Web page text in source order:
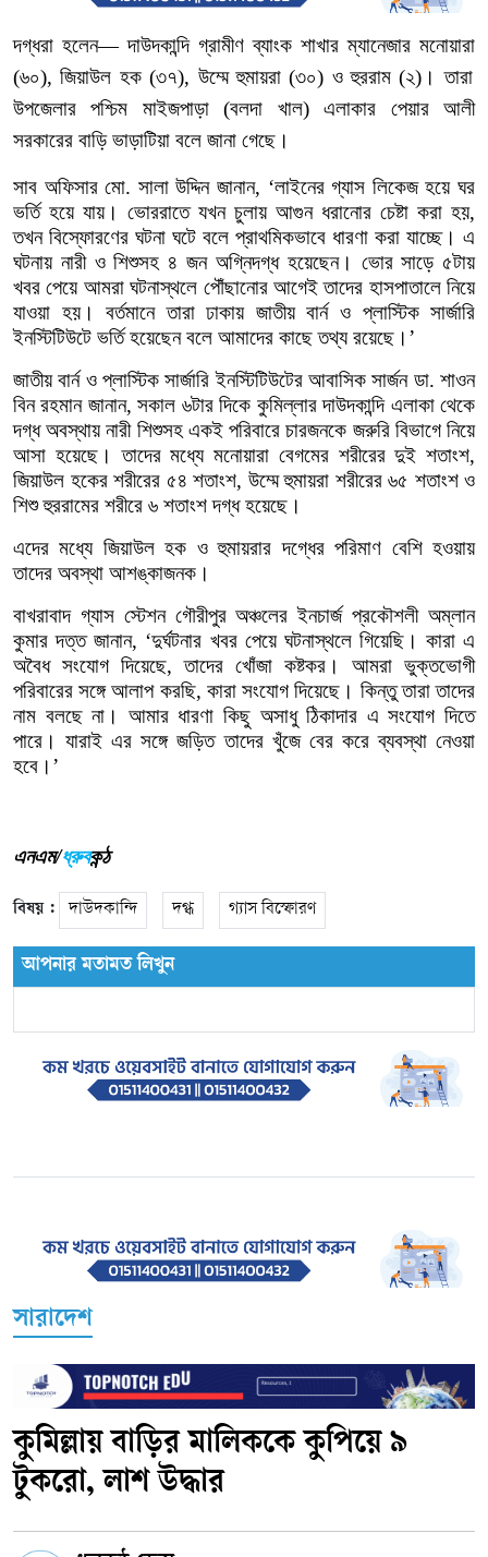
দগ্ধরা হলেন—দাউদকান্দি গ্রামীণ ব্যাংক শাখার ম্যানেজার মনোয়ারা
(৬০),জিয়াউল হক(৩৭), উম্মে হুমায়রা(৩০) ও হুররাম (২) । তারা
উপজেলার
পশ্চিম মাইজপাড়া(বলদা খাল)এলাকার পেয়ার
আলী
সরকারের বাড়ি ভাড়াটিয়া বলে জানা গেছে।
সাব অফিসার মো. সালা উদ্দিন জানান, ‘লাইনের গ্যাস লিকেজ হয়ে ঘর
ভর্তি হয়ে যায়। ভোররাতে যখন চুলায় আগুন ধরানোর চেষ্টা করা হয়,
তখন বিস্ফোরণের ঘটনা ঘটে বলে প্রাথমিকভাবে ধারণা করা যাচ্ছে। এ
ঘটনায় নারী ও শিশুসহ ৪ জন অগ্নিদগ্ধ হয়েছেন। ভোর সাড়ে ৫টায়
খবর পেয়ে আমরা ঘটনাস্থলে পৌঁছানোর আগেই তাদের হাসপাতালে নিয়ে
যাওয়া হয়। বর্তমানে তারা ঢাকায় জাতীয় বার্ন ও প্লাস্টিক সার্জারি
ইনস্টিটিউটে ভর্তি হয়েছেন বলে আমাদের কাছে তথ্য রয়েছে। ’
জাতীয় বার্ন ও প্লাস্টিক সার্জারি ইনস্টিটিউটের আবাসিক সার্জন ডা.শাওন
বিন রহমান জানান,সকাল ৬টার দিকে কুমিল্লার দাউদকান্দি এলাকা থেকে
দগ্ধ অবস্থায় নারী শিশুসহ একই পরিবারে চারজনকে জরুরি বিভাগে নিয়ে
আসা হয়েছে। তাদের মধ্যে মনোয়ারা বেগমের শরীরের দুই শতাংশ,
জিয়াউল হকের শরীরের ৫৪ শতাংশ, উম্মে হুমায়রা শরীরের ৬৫ শতাংশ ও
শিশু হুররামের শরীরে ৬ শতাংশ দগ্ধ হয়েছে।
এদের মধ্যে জিয়াউল হক ও হুমায়রার দগ্ধের পরিমাণ বেশি হওয়ায়
তাদের অবস্থা আশঙ্কাজনক।
বাখরাবাদ গ্যাস স্টেশন গৌরীপুর অঞ্চলের ইনচার্জ প্রকৌশলী অম্লান
কুমার দত্ত জানান, ‘দুর্ঘটনার খবর পেয়ে ঘটনাস্থলে গিয়েছি। কারা এ
অবৈধ সংযোগ দিয়েছে,তাদের খোঁজা কষ্টকর। আমরা ভুক্তভোগী
পরিবারের সঙ্গে আলাপ করছি, কারা সংযোগ দিয়েছে। কিন্তু তারা তাদের
নাম বলছে না। আমার ধারণা কিছু অসাধু ঠিকাদার এ সংযোগ দিতে
পারে। যারাই এর সঙ্গে জড়িত তাদের খুঁজে বের করে ব্যবস্থা নেওয়া
হবে। ’
এনএম/ধ্রুবকন্ঠ
বিষয় : দাউদকান্দি দগ্ধ গ্যাস বিস্ফোরণ
আপনার মতামত লিখুন
সারাদেশ
কুমিল্লায় বাড়ির মালিককে কুপিয়ে ৯
টুকরো, লাশ উদ্ধার